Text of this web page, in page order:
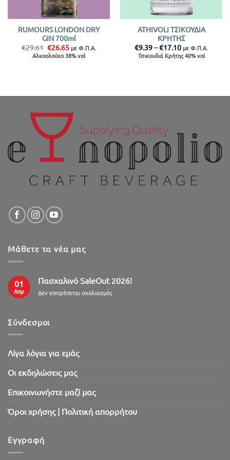
RUMOURS LONDON DRY
GIN 700ml
€29.61 Original
price
was:
€26.65Η
τρέχουσα
τιμή
με Φ.Π.Α.
Αλκοολούχο 38% vol
ATHIVOLI ΤΣΙΚΟΥΔΙΑ
ΚΡΗΤΗΣ
€9.39–€17.10Price
range:
€9.39
με Φ.Π.Α.
Τσικουδιά Κρήτης 40% vol
Μάθετε τα νέα μας
01
Απρ
Πασχαλινό SaleOut 2026!
Δεν επιτρέπεται σχολιασμόςστο
Σύνδεσμοι
Λίγα λόγια για εμάς
Oι εκδηλώσεις μας
Επικοινωνήστε μαζί μας
Όροι χρήσης | Πολιτική απορρήτου
Εγγραφή